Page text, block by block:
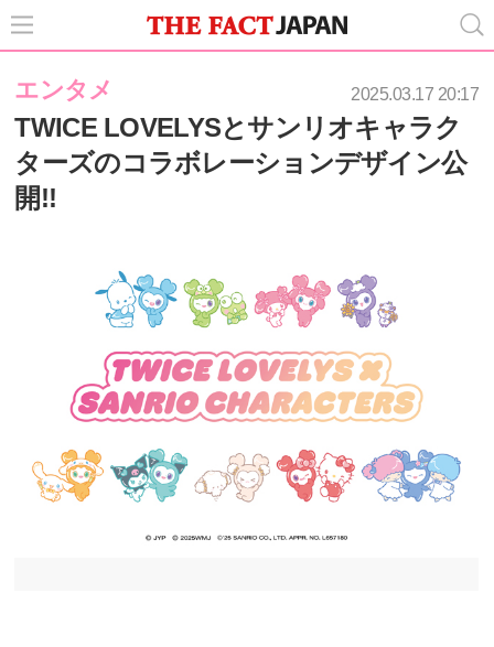
エンタメ 2025.03.17 20:17
TWICE LOVELYSとサンリオキャラク
ターズのコラボレーションデザイン公
開!!